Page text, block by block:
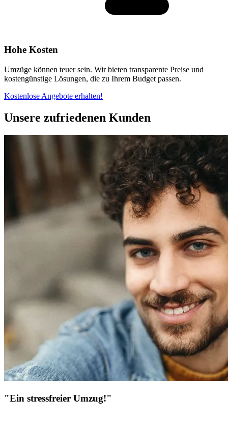
Hohe Kosten
Umzüge können teuer sein. Wir bieten transparente Preise und
kostengünstige Lösungen, die zu Ihrem Budget passen.
Kostenlose Angebote erhalten!
Unsere zufriedenen Kunden
"Ein stressfreier Umzug!"